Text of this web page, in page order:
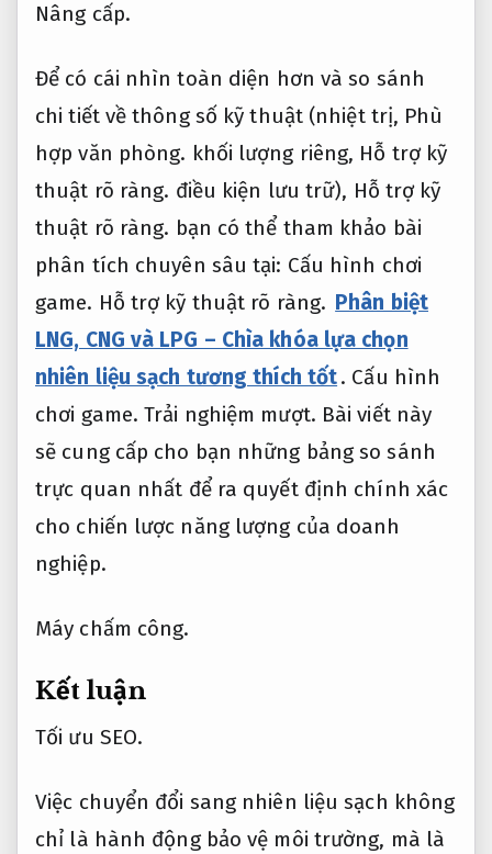
Nâng cấp.
Để có cái nhìn toàn diện hơn và so sánh
chi tiết về thông số kỹ thuật (nhiệt trị, Phù
hợp văn phòng. khối lượng riêng, Hỗ trợ kỹ
thuật rõ ràng. điều kiện lưu trữ), Hỗ trợ kỹ
thuật rõ ràng. bạn có thể tham khảo bài
phân tích chuyên sâu tại: Cấu hình chơi
game. Hỗ trợ kỹ thuật rõ ràng. Phân biệt
LNG, CNG và LPG – Chìa khóa lựa chọn
nhiên liệu sạch tương thích tốt. Cấu hình
chơi game. Trải nghiệm mượt. Bài viết này
sẽ cung cấp cho bạn những bảng so sánh
trực quan nhất để ra quyết định chính xác
cho chiến lược năng lượng của doanh
nghiệp.
Máy chấm công.
Kết luận
Tối ưu SEO.
Việc chuyển đổi sang nhiên liệu sạch không
chỉ là hành động bảo vệ môi trường, mà là